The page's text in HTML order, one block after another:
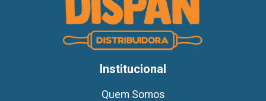
Institucional
Quem Somos